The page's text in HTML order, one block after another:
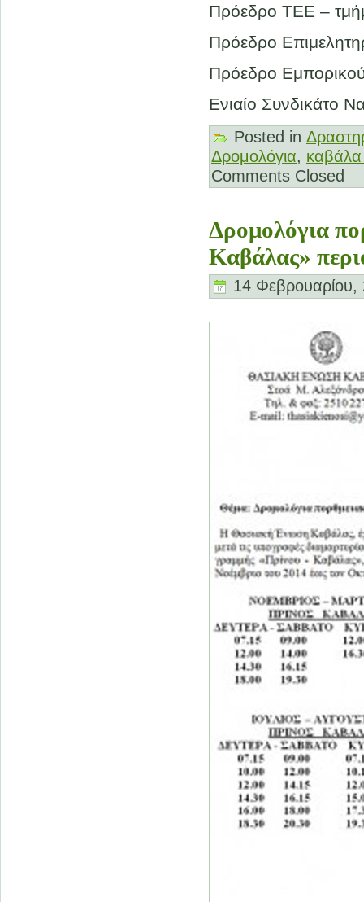
Πρόεδρο ΤΕΕ –
Πρόεδρο
Πρόεδρο
Eνιαίο Συνδικάτο
Posted in
Δρομολόγια, καβάλα
Comments Closed
Δρομολόγια
Καβάλας»
14